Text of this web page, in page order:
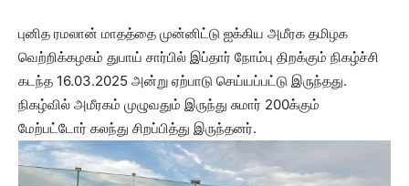
புனித ரமலான் மாதத்தை முன்னிட்டு ஐக்கிய அமீரக தமிழக
வெற்றிக்கழகம் துபாய் சார்பில் இப்தார் நோம்பு திறக்கும் நிகழ்ச்சி
கடந்த 16.03.2025 அன்று ஏற்பாடு செய்யப்பட்டு இருந்தது.
நிகழ்வில் அமீரகம் முழுவதும் இருந்து சுமார் 200க்கும்
மேற்பட்டோர் கலந்து சிறப்பித்து இருந்தனர்.